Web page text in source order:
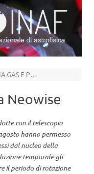
di astrofisica
ECCO COME UNA COMETA SCAGLIA GAS E POLVERI NELLO SPAZIO
Neowise
con il telescopio
hanno permesso
dal nucleo della
temporale gli
il periodo di rotazione